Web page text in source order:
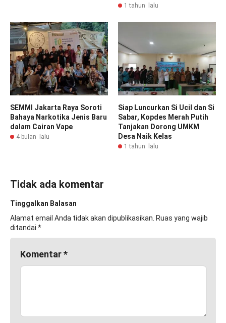
1 tahun lalu
SEMMI Jakarta Raya Soroti
Bahaya Narkotika Jenis Baru
dalam Cairan Vape
4 bulan lalu
Siap Luncurkan Si Ucil dan Si
Sabar, Kopdes Merah Putih
Tanjakan Dorong UMKM
Desa Naik Kelas
1 tahun lalu
Tidak ada komentar
Tinggalkan Balasan
Alamat email Anda tidak akan dipublikasikan. Ruas yang wajib
ditandai *
Komentar*